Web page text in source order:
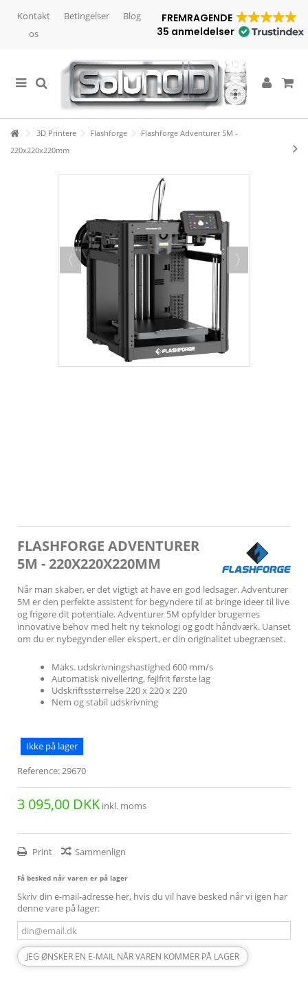
Betingelser Blog
Kontakt
os
FREMRAGENDE
35 anmeldelser
3D Printere Flashforge
Flashforge Adventurer 5M -
220x220x220mm
FLASHFORGE ADVENTURER
5M - 220X220X220MM
Når man skaber, er det vigtigt at have en god ledsager. Adventurer
5M er den perfekte assistent for begyndere til at bringe ideer til live
og frigøre dit potentiale. Adventurer 5M opfylder brugernes
innovative behov med helt ny teknologi og godt håndværk. Uanset
om du er nybegynder eller ekspert, er din originalitet ubegrænset.
Maks. udskrivningshastighed 600 mm/s
Automatisk nivellering, fejlfrit første lag
Udskriftsstørrelse 220 x 220 x 220
Nem og stabil udskrivning
Ikke på lager
Reference:29670
3 095,00 DKK inkl. moms
Print Sammenlign
Få besked når varen er på lager
Skriv din e-mail-adresse her, hvis du vil have besked når vi igen har
denne vare på lager:
JEG ØNSKER EN E-MAIL NÅR VAREN KOMMER PÅ LAGER